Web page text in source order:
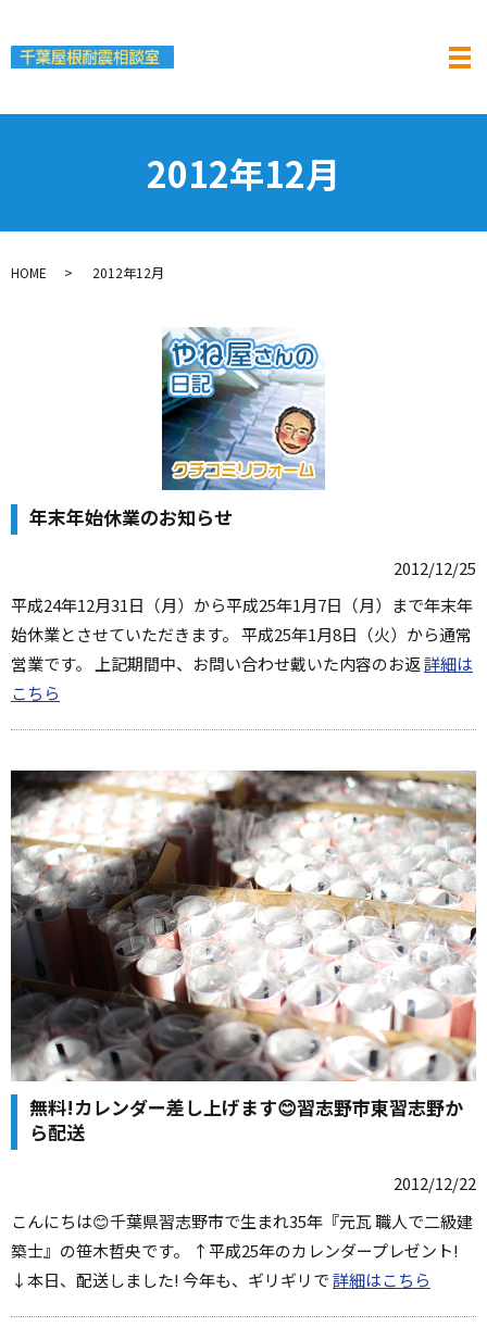
2012年12月
HOME 2012年12月
年末年始休業のお知らせ
2012/12/25
平成24年12月31日（月）から平成25年1月7日（月）まで年末年
始休業とさせていただきます。 平成25年1月8日（火）から通常
営業です。 上記期間中、お問い合わせ戴いた内容のお返詳細は
こちら
無料!カレンダー差し上げます😊習志野市東習志野か
ら配送
2012/12/22
こんにちは😊千葉県習志野市で生まれ35年『元瓦 職人で二級建
築士』の笹木哲央です。 ↑平成25年のカレンダープレゼント!
↓本日、配送しました! 今年も、ギリギリで詳細はこちら